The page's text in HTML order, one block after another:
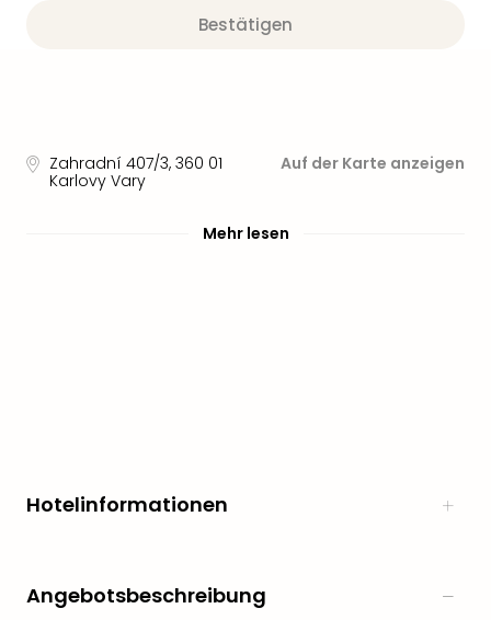
Bestätigen
Zahradní 407/3, 360 01
Karlovy Vary
Auf der Karte anzeigen
Mehr lesen
Hotelinformationen
Angebotsbeschreibung